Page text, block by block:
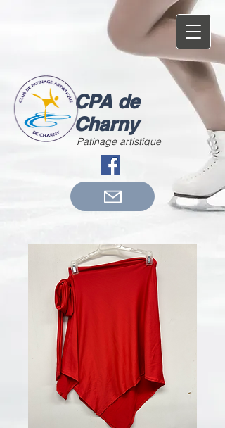
CPA de
Charny
Patinage artistique